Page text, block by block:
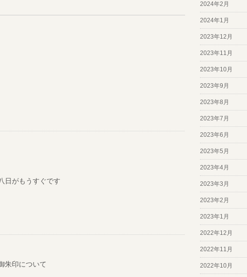
日がもうすぐです
朱印について
2024年2月
2024年1月
2023年12月
2023年11月
2023年10月
2023年9月
2023年8月
2023年7月
2023年6月
2023年5月
2023年4月
2023年3月
2023年2月
2023年1月
2022年12月
2022年11月
2022年10月